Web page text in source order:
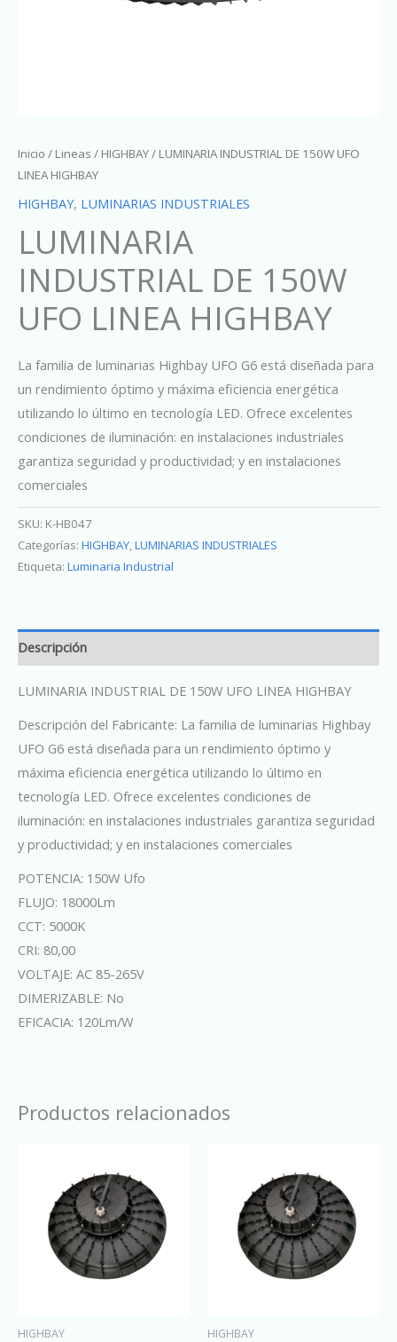
Inicio / Lineas / HIGHBAY/ LUMINARIA INDUSTRIAL DE 150W UFO
LINEA HIGHBAY
HIGHBAY, LUMINARIAS INDUSTRIALES
LUMINARIA
INDUSTRIAL DE 150W
UFO LINEA HIGHBAY
La familia de luminarias Highbay UFO G6 está diseñada para
un rendimiento óptimo y máxima eficiencia energética
utilizando lo último en tecnología LED. Ofrece excelentes
condiciones de iluminación: en instalaciones industriales
garantiza seguridad y productividad; y en instalaciones
comerciales
SKU: K-HB047
Categorías: HIGHBAY,LUMINARIAS INDUSTRIALES
Etiqueta: Luminaria Industrial
Descripción
LUMINARIA INDUSTRIAL DE 150W UFO LINEA HIGHBAY
Descripción del Fabricante: La familia de luminarias Highbay
UFO G6 está diseñada para un rendimiento óptimo y
máxima eficiencia energética utilizando lo último en
tecnología LED. Ofrece excelentes condiciones de
iluminación: en instalaciones industriales garantiza seguridad
y productividad; y en instalaciones comerciales
POTENCIA: 150W Ufo
FLUJO: 18000Lm
CCT: 5000K
CRI: 80,00
VOLTAJE: AC 85-265V
DIMERIZABLE: No
EFICACIA: 120Lm/W
Productos relacionados
HIGHBAY HIGHBAY